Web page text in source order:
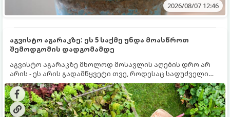
2026/08/07 12:46
აგვისტო აგარაკზე: ეს 5 საქმე უნდა მოასწროთ
შემოდგომის დადგომამდე
აგვისტო აგარაკზე მხოლოდ მოსავლის აღების დრო არ
არის - ეს არის გადამწყვეტი თვე, როდესაც საფუძველი
ეყრება მომავალი წლის მოსავალს და ბაღი მზადდება
შემოდგომა-ზამთრის სეზონისთვის. იმისათვის, რომ
ნიადაგმა ენერგია აღიდგინოს, ხოლო მცენარეებმა
ზამთარს გაუძლონ, აგვისტოს ბოლომდე 5